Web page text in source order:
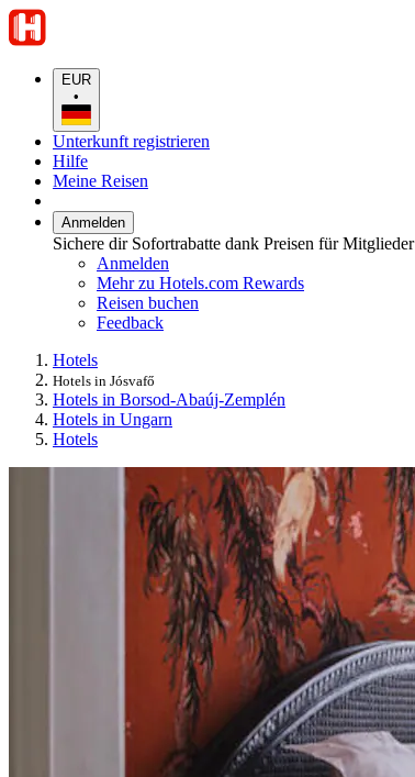
EUR
•
Unterkunft registrieren
Hilfe
Meine Reisen
Anmelden
Sichere dir Sofortrabatte dank Preisen für Mitglieder
Anmelden
Mehr zu Hotels.com Rewards
Reisen buchen
Feedback
Hotels
Hotels in Jósvafő
Hotels in Borsod-Abaúj-Zemplén
Hotels in Ungarn
Hotels